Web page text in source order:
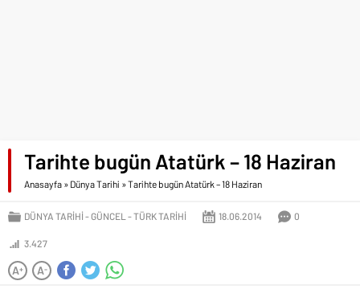
Tarihte bugün Atatürk – 18 Haziran
Anasayfa » Dünya Tarihi »Tarihte bugün Atatürk – 18 Haziran
DÜNYA TARIHI GÜNCEL TÜRK TARIHI 18.06.2014 0
3.427
A+ A-